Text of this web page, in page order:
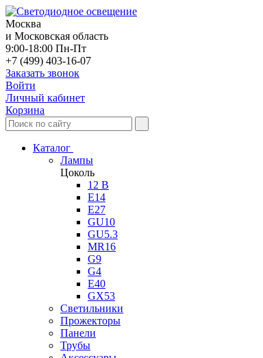
Москва
и Московская область
9:00-18:00 Пн-Пт
+7 (499) 403-16-07
Заказать звонок
Войти
Личный кабинет
Корзина
Каталог
Лампы
Цоколь
12 В
E14
E27
GU10
GU5.3
MR16
G9
G4
E40
GX53
Светильники
Прожекторы
Панели
Трубы